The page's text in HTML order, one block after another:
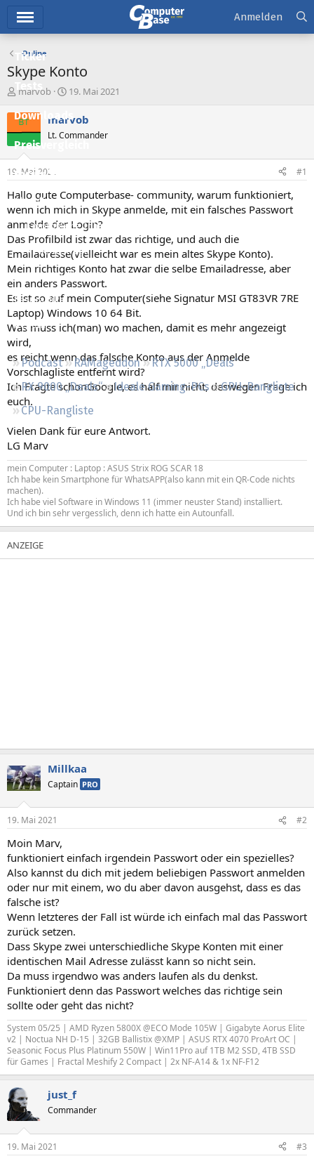
Ticker
Downloads
Preisvergleich
Forum
Aktuelles
Empfohlene Inhalte
Neue Beiträge
Neueste Aktivitäten
Leserartikel
Regeln
Podcast RAMageddon
RTX 5000 „Deals“
RX 9000 „Deals“
Ideale Gaming-PCs
GPU-Rangliste
CPU-Rangliste
Anmelden
Online
Skype Konto
E
s
t
e
e
r
marvob
E
s
e
t
a
m
19. Mai 2021
marvob
Lt. Commander
19. Mai 2021 #1
Hallo gute Computerbase- community, warum funktioniert,
wenn ich mich in Skype anmelde, mit ein falsches Passwort
anmelde der Login?
Das Profilbild ist zwar das richtige, und auch die
Emailadresse(vielleicht war es mein altes Skype Konto).
Mein richtiges Konto hat zwar die selbe Emailadresse, aber
ein anders Passwort.
Es ist so auf mein Computer(siehe Signatur MSI GT83VR 7RE
Laptop) Windows 10 64 Bit.
Was muss ich(man) wo machen, damit es mehr angezeigt
wird,
es reicht wenn das falsche Konto aus der Anmelde
Vorschlagliste entfernt wird?
Ich Fragte schonGoogle, es half mir nicht, deswegen Frage ich
euch.
Vielen Dank für eure Antwort.
LG Marv
mein Computer : Laptop : ASUS Strix ROG SCAR 18
Ich habe kein Smartphone für WhatsAPP(also kann mit ein QR-Code nichts
machen).
Ich habe viel Software in Windows 11 (immer neuster Stand) installiert.
Und ich bin sehr vergesslich, denn ich hatte ein Autounfall.
Millkaa
Captain PRO
19. Mai 2021 #2
Moin Marv,
funktioniert einfach irgendein Passwort oder ein spezielles?
Also kannst du dich mit jedem beliebigen Passwort anmelden
oder nur mit einem, wo du aber davon ausgehst, dass es das
falsche ist?
Wenn letzteres der Fall ist würde ich einfach mal das Passwort
zurück setzen.
Dass Skype zwei unterschiedliche Skype Konten mit einer
identischen Mail Adresse zulässt kann so nicht sein.
Da muss irgendwo was anders laufen als du denkst.
Funktioniert denn das Passwort welches das richtige sein
sollte oder geht das nicht?
System 05/25 | AMD Ryzen 5800X @ECO Mode 105W | Gigabyte Aorus Elite
v2 | Noctua NH D-15 | 32GB Ballistix @XMP | ASUS RTX 4070 ProArt OC |
Seasonic Focus Plus Platinum 550W | Win11Pro auf 1TB M2 SSD, 4TB SSD
für Games | Fractal Meshify 2 Compact | 2x NF-A14 & 1x NF-F12
just_f
Commander
19. Mai 2021 #3